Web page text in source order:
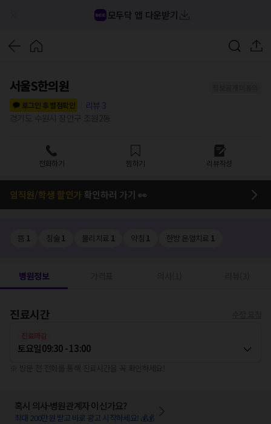
모두닥 앱 다운받기
서울S한의원
로그인 후 별점확인
리뷰 3
전화하기 찜하기 리뷰작성
임직원/학생 할인가 확인하러 가기 👀
뜸 1 침술1 물리치료 1 약침 1 한방 온열치료 1
병원정보
진료시간
토요일09:30 - 13:00
혹시 의사·병원관계자 이신가요?
최대 200만원 받고 바로 광고 시작하세요! 💰💰